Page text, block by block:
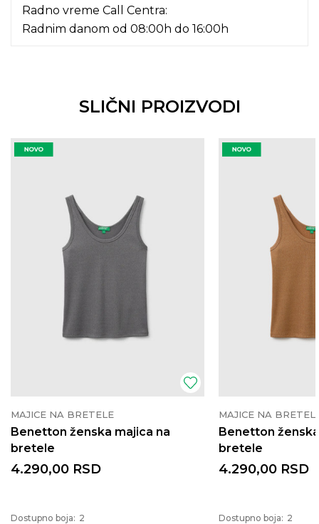
Radno vreme Call Centra:
Radnim danom od 08:00h do 16:00h
SLIČNI PROIZVODI
MAJICE NA BRETELE
Benetton ženska majica na
bretele
4.290,00 RSD
Dostupno boja: 2
MAJICE NA
Benetton
bretele
4.290,00 RSD
Dostupno boja: 2